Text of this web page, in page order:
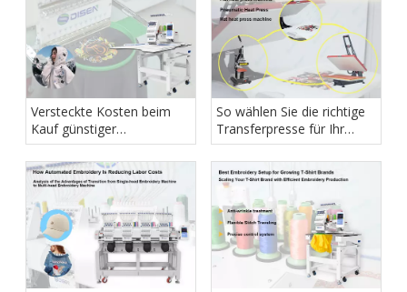
Versteckte Kosten beim
Kauf günstiger
Stickmaschinen
So wählen Sie die richtige
Transferpresse für Ihr
Bekleidungsdruckunternehmen
aus